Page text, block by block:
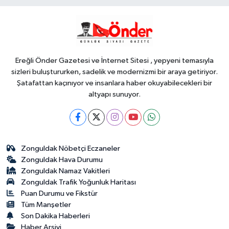
ediliyor
Ereğli Önder Gazetesi ve İnternet Sitesi , yepyeni temasıyla
sizleri buluştururken, sadelik ve modernizmi bir araya getiriyor.
Şatafattan kaçınıyor ve insanlara haber okuyabilecekleri bir
altyapı sunuyor.
Zonguldak Nöbetçi Eczaneler
Zonguldak Hava Durumu
Zonguldak Namaz Vakitleri
Zonguldak Trafik Yoğunluk Haritası
Puan Durumu ve Fikstür
Tüm Manşetler
Son Dakika Haberleri
Haber Arşivi